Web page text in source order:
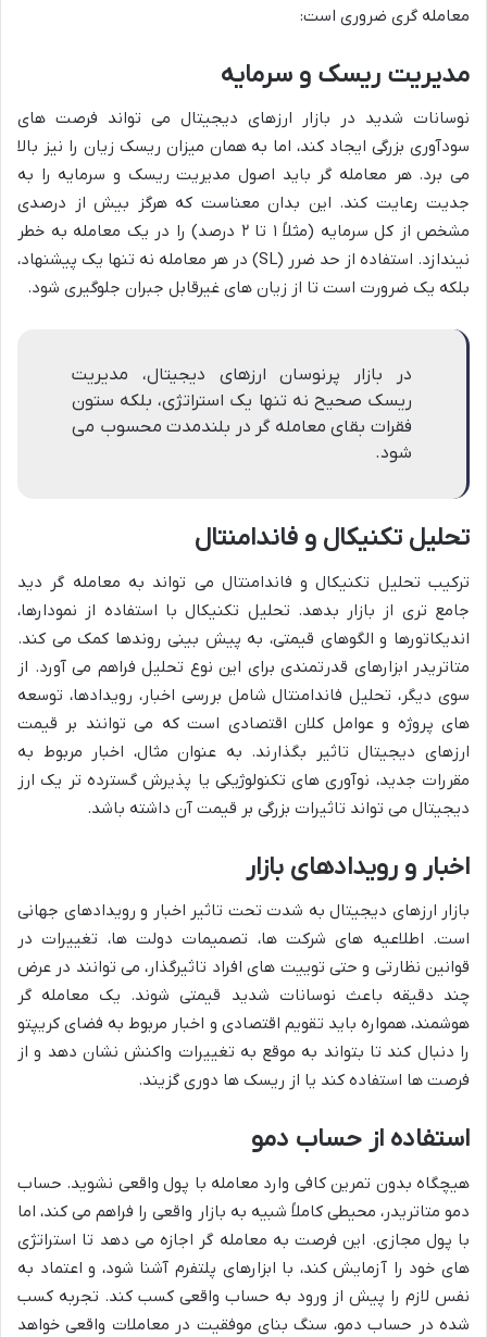
معامله گری ضروری است:
مدیریت ریسک و سرمایه
نوسانات شدید در بازار ارزهای دیجیتال می تواند فرصت های
سودآوری بزرگی ایجاد کند، اما به همان میزان ریسک زیان را نیز بالا
می برد. هر معامله گر باید اصول مدیریت ریسک و سرمایه را به
جدیت رعایت کند. این بدان معناست که هرگز بیش از درصدی
مشخص از کل سرمایه (مثلاً ۱ تا ۲ درصد) را در یک معامله به خطر
نیندازد. استفاده از حد ضرر (SL) در هر معامله نه تنها یک پیشنهاد،
بلکه یک ضرورت است تا از زیان های غیرقابل جبران جلوگیری شود.
در بازار پرنوسان ارزهای دیجیتال، مدیریت
ریسک صحیح نه تنها یک استراتژی، بلکه ستون
فقرات بقای معامله گر در بلندمدت محسوب می
شود.
تحلیل تکنیکال و فاندامنتال
ترکیب تحلیل تکنیکال و فاندامنتال می تواند به معامله گر دید
جامع تری از بازار بدهد. تحلیل تکنیکال با استفاده از نمودارها،
اندیکاتورها و الگوهای قیمتی، به پیش بینی روندها کمک می کند.
متاتریدر ابزارهای قدرتمندی برای این نوع تحلیل فراهم می آورد. از
سوی دیگر، تحلیل فاندامنتال شامل بررسی اخبار، رویدادها، توسعه
های پروژه و عوامل کلان اقتصادی است که می توانند بر قیمت
ارزهای دیجیتال تاثیر بگذارند. به عنوان مثال، اخبار مربوط به
مقررات جدید، نوآوری های تکنولوژیکی یا پذیرش گسترده تر یک ارز
دیجیتال می تواند تاثیرات بزرگی بر قیمت آن داشته باشد.
اخبار و رویدادهای بازار
بازار ارزهای دیجیتال به شدت تحت تاثیر اخبار و رویدادهای جهانی
است. اطلاعیه های شرکت ها، تصمیمات دولت ها، تغییرات در
قوانین نظارتی و حتی توییت های افراد تاثیرگذار، می توانند در عرض
چند دقیقه باعث نوسانات شدید قیمتی شوند. یک معامله گر
هوشمند، همواره باید تقویم اقتصادی و اخبار مربوط به فضای کریپتو
را دنبال کند تا بتواند به موقع به تغییرات واکنش نشان دهد و از
فرصت ها استفاده کند یا از ریسک ها دوری گزیند.
استفاده از حساب دمو
هیچگاه بدون تمرین کافی وارد معامله با پول واقعی نشوید. حساب
دمو متاتریدر، محیطی کاملاً شبیه به بازار واقعی را فراهم می کند، اما
با پول مجازی. این فرصت به معامله گر اجازه می دهد تا استراتژی
های خود را آزمایش کند، با ابزارهای پلتفرم آشنا شود، و اعتماد به
نفس لازم را پیش از ورود به حساب واقعی کسب کند. تجربه کسب
شده در حساب دمو، سنگ بنای موفقیت در معاملات واقعی خواهد